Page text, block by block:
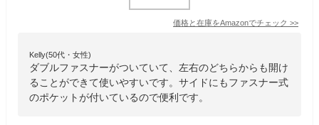
価格と在庫をAmazonでチェック >>
Kelly(50代・女性)
ダブルファスナーがついていて、左右のどちらからも開け
ることができて使いやすいです。サイドにもファスナー式
のポケットが付いているので便利です。